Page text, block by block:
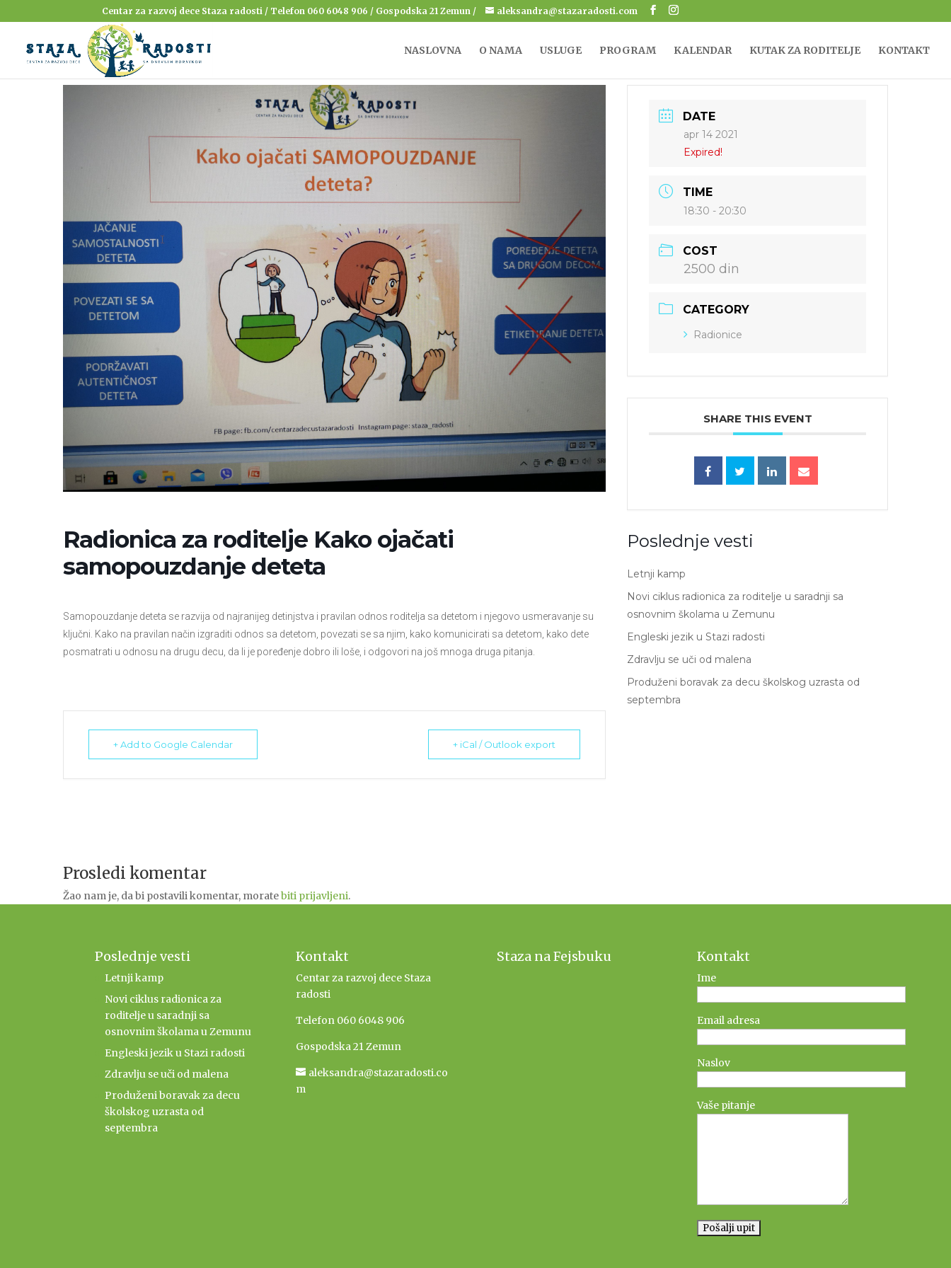
Centar za razvoj dece Staza radosti / Telefon 060 6048 906 / Gospodska 21 Zemun / aleksandra@stazaradosti.com
NASLOVNA O NAMA USLUGE PROGRAM KALENDAR KUTAK ZA RODITELJE KONTAKT
Radionica za roditelje Kako ojačati
samopouzdanje deteta
Samopouzdanje deteta se razvija od najranijeg detinjstva i pravilan odnos roditelja sa detetom i njegovo usmeravanje su
ključni. Kako na pravilan način izgraditi odnos sa detetom, povezati se sa njim, kako komunicirati sa detetom, kako dete
posmatrati u odnosu na drugu decu, da li je poređenje dobro ili loše, i odgovori na još mnoga druga pitanja.
+ Add to Google Calendar + iCal / Outlook export
DATE
apr 14 2021
Expired!
TIME
18:30 - 20:30
COST
2500 din
CATEGORY
Radionice
SHARE THIS EVENT
Poslednje vesti
Letnji kamp
Novi ciklus radionica za roditelje u saradnji sa
osnovnim školama u Zemunu
Engleski jezik u Stazi radosti
Zdravlju se uči od malena
Produženi boravak za decu školskog uzrasta od
septembra
Prosledi komentar
Žao nam je, da bi postavili komentar, moratebiti prijavljeni.
Poslednje vesti
Letnji kamp
Novi ciklus radionica za
roditelje u saradnji sa
osnovnim školama u Zemunu
Engleski jezik u Stazi radosti
Zdravlju se uči od malena
Produženi boravak za decu
školskog uzrasta od
septembra
Kontakt
Centar za razvoj dece Staza
radosti
Telefon 060 6048 906
Gospodska 21 Zemun
aleksandra@stazaradosti.co
m
Staza na Fejsbuku Kontakt
Ime
Email adresa
Naslov
Vaše pitanje